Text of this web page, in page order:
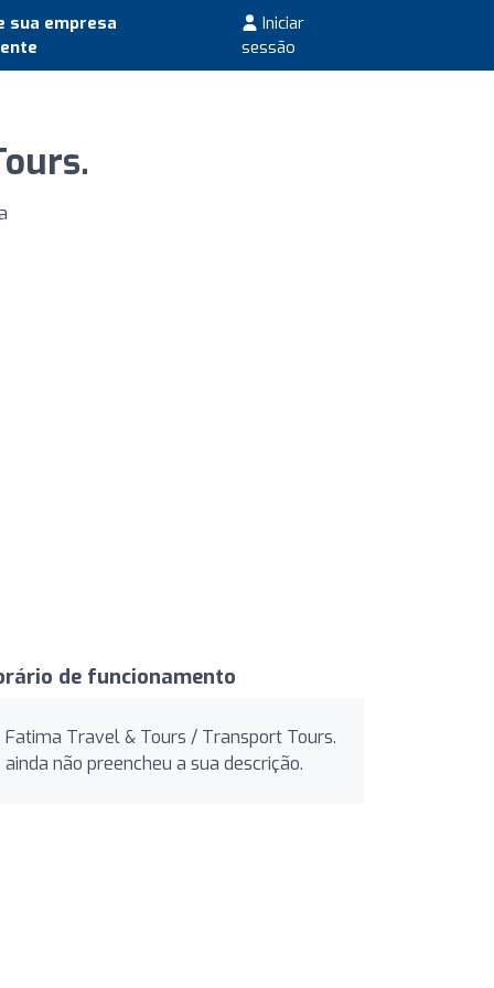
sua empresa
Iniciar
sessão
de funcionamento
Fatima Travel & Tours / Transport Tours.
ainda não preencheu a sua descrição.